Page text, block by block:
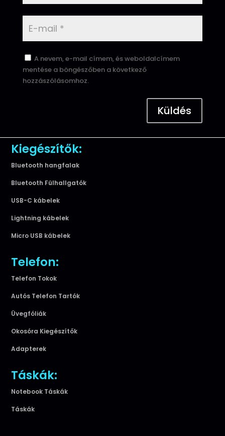
A nevem, e-mail címem, és weboldalcímem
mentése a böngészőben a következő
hozzászólásomhoz.
Küldés
Kiegészítők:
Bluetooth hangfalak
Bluetooth Fülhallgatók
USB-C kábelek
Lightning kábelek
Micro USB kábelek
Telefon:
Telefon Tokok
Autós Telefon Tartók
Üvegfóliák
Okosóra Kiegészítők
Adapterek
Táskák:
Notebook Táskák
Táskák